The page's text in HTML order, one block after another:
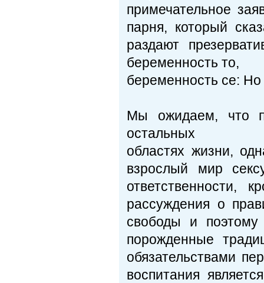
примечательное
парня, который
раздают
беременность то,
беременность се:
Мы ожидаем, что
остальных
областях жизни,
взрослый мир
ответственности,
рассуждения о
свободы и
порожденные
обязательствами
воспитания